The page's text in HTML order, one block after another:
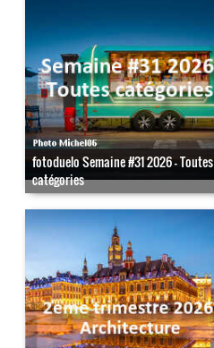
fotoduelo Semaine #31 2026 - Toutes
catégories